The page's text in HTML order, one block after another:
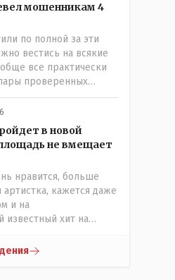
Пока
Вами причинам,
меняются по
временами, власти
а это уже
власти
аналитик и
мошенникам 4
по полной за эти
вестись на всякие
все практически
проверенных
банк позвонил, не
банк, нашел того, кто
менеджеру и
звонок, без разницы,
у вас позакрываю.
бан, по умолчанию для
пока не доказано
- только на
верно, я тоже так
ещё никто не
Кто звонил? От кого
в новой
не вмещает
нравится, больше
артистка, кажется даже
и на
известный хит на